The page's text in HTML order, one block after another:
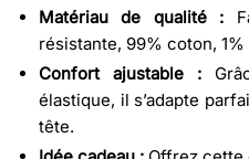
Matériau de qualité :
résistante, 99% coton,
Confort ajustable :
élastique, il s’adapte
tête.